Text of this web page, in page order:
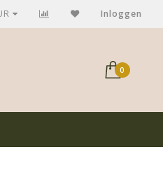
bij aankoop > €75,- Inloggen
0